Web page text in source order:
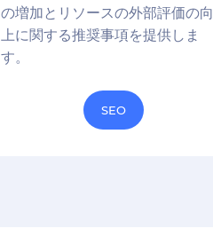
の増加とリソースの外部評価の向
上に関する推奨事項を提供しま
す。
SEO